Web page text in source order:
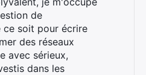
de
ce soit pour écrire
des réseaux
avec sérieux,
dans les